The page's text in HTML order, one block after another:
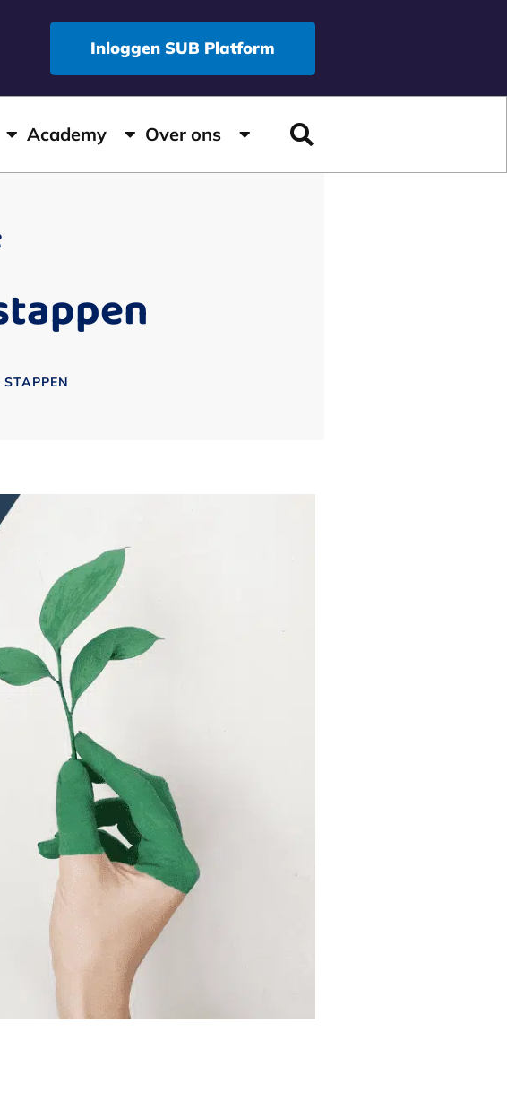
Inloggen SUB Platform
Academy Over ons